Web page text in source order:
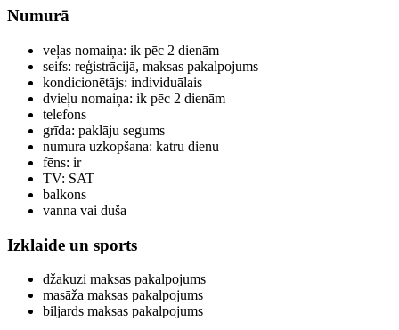
Numurā
veļas nomaiņa: ik pēc 2 dienām
seifs: reģistrācijā, maksas pakalpojums
kondicionētājs: individuālais
dvieļu nomaiņa: ik pēc 2 dienām
telefons
grīda: paklāju segums
numura uzkopšana: katru dienu
fēns: ir
TV: SAT
balkons
vanna vai duša
Izklaide un sports
džakuzi maksas pakalpojums
masāža maksas pakalpojums
biljards maksas pakalpojums